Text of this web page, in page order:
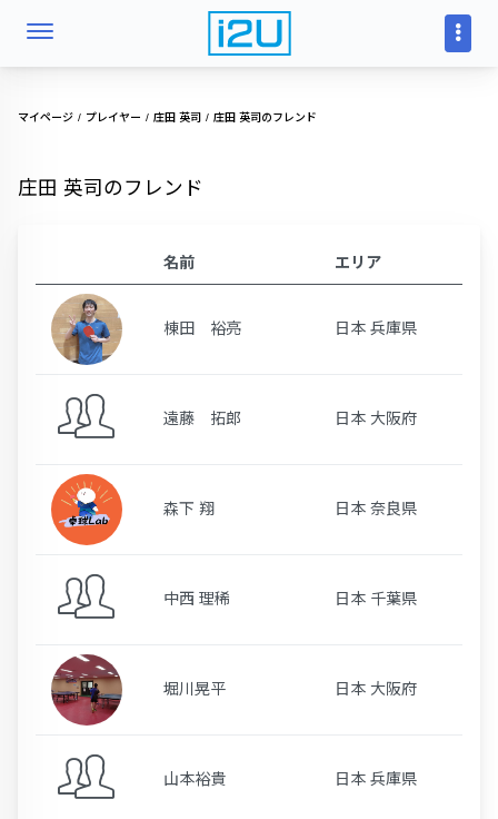
マイページ プレイヤー 庄田 英司 庄田 英司のフレンド
庄田 英司のフレンド
名前 エリア
棟田 裕亮 日本 兵庫県
遠藤 拓郎 日本 大阪府
森下 翔 日本 奈良県
中西 理稀 日本 千葉県
堀川晃平 日本 大阪府
山本裕貴 日本 兵庫県